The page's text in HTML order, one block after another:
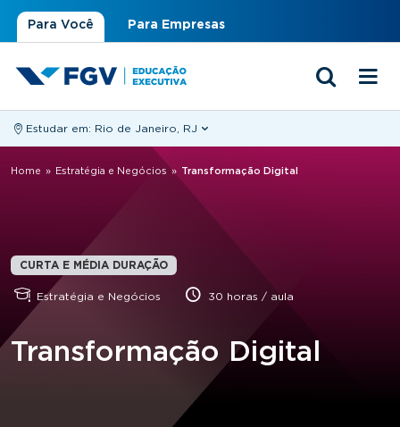
Para Você Para Empresas
Estudar em: Rio de Janeiro, RJ
Você está aqui
Home » Estratégia e Negócios » Transformação Digital
CURTA E MÉDIA DURAÇÃO
Estratégia e Negócios 30 horas / aula
Transformação Digital